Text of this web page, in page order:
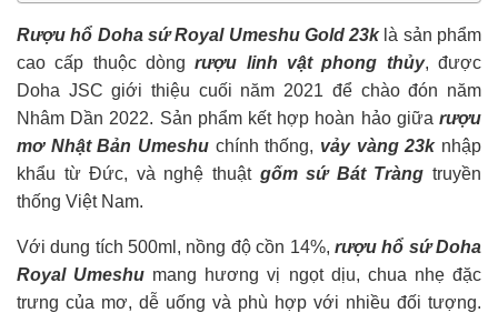
Rượu hổ Doha sứ Royal Umeshu Gold 23klà sản phẩm
cao cấp thuộc dòngrượu linh vật phong thủy, được
Doha JSC giới thiệu cuối năm 2021 để chào đón năm
Nhâm Dần 2022. Sản phẩm kết hợp hoàn hảo giữa rượu
mơ Nhật Bản Umeshu chính thống, vảy vàng 23knhập
khẩu từ Đức, và nghệ thuật gốm sứ Bát Tràng truyền
thống Việt Nam.
Với dung tích 500ml, nồng độ cồn 14%, rượu hổ sứ Doha
Royal Umeshu mang hương vị ngọt dịu, chua nhẹ đặc
trưng của mơ, dễ uống và phù hợp với nhiều đối tượng.